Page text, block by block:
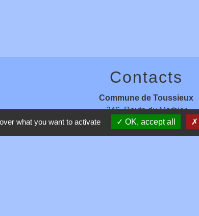
Contacts
Commune de Toussieux
346, Route du Morbier
01600 Toussieux - FRANCE
+33 4 74 00 19 03
what you want to activate OK, accept all